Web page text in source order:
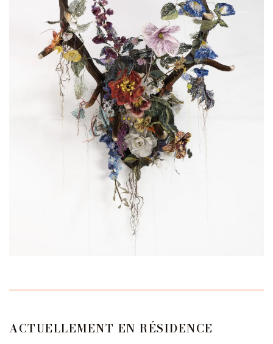
ACTUELLEMENT EN RÉSIDENCE